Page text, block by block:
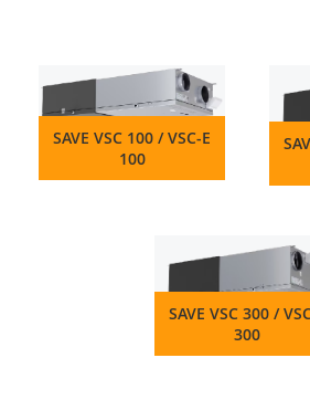
SAVE VSC 100 / VSC-E
100
SAVE VSC 300 /
300